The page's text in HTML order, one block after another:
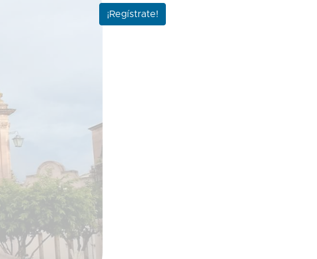
¡Regístrate!